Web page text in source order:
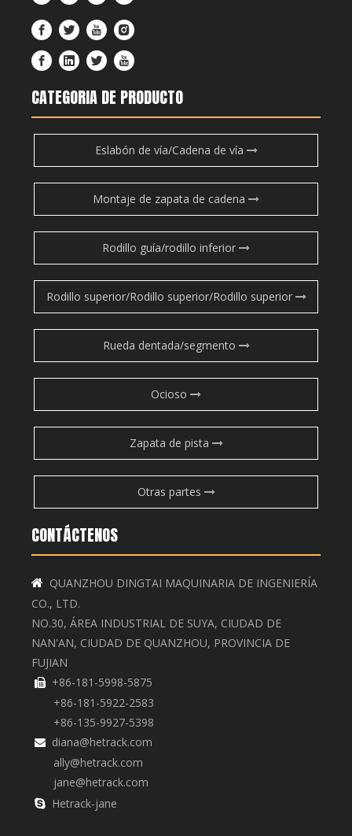
CATEGORIA DE PRODUCTO
Eslabón de vía/Cadena de vía
Montaje de zapata de cadena
Rodillo guía/rodillo inferior
Rodillo superior/Rodillo superior/Rodillo superior
Rueda dentada/segmento
Ocioso
Zapata de pista
Otras partes
CONTÁCTENOS

QUANZHOU DINGTAI MAQUINARIA DE INGENIERÍA
CO., LTD.
NO.30, ÁREA INDUSTRIAL DE SUYA, CIUDAD DE
NAN'AN, CIUDAD DE QUANZHOU, PROVINCIA DE
FUJIAN

+86-181-5998-5875
+86-181-5922-2583
+86-135-9927-5398

diana@hetrack.com
ally@hetrack.com
jane@hetrack.com
 Hetrack-jane